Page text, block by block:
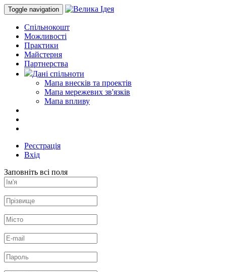
Toggle navigation
Спільнокошт
Можливості
Практики
Майстерня
Партнерства
Дані спільноти
Мапа внесків та проектів
Мапа мережевих зв'язків
Мапа впливу
Реєстрація
Вхід
Заповніть всі поля